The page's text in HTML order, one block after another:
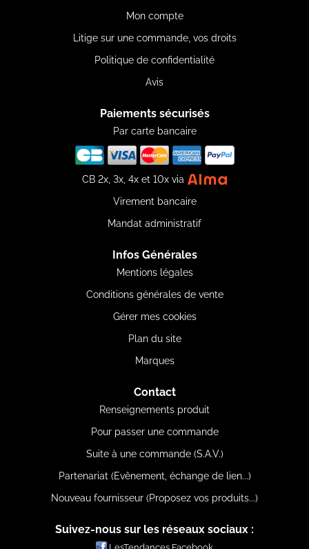
Mon compte
Litige sur une commande, vos droits
Politique de confidentialité
Avis
Paiements sécurisés
Par carte bancaire
CB 2x, 3x, 4x et 10x via
Virement bancaire
Mandat administratif
Infos Générales
Mentions légales
Conditions générales de vente
Gérer mes cookies
Plan du site
Marques
Contact
Renseignements produit
Pour passer une commande
Suite à une commande (S.A.V.)
Partenariat (Evênement, échange de lien...)
Nouveau fournisseur (Proposez vos produits...)
Suivez-nous sur les réseaux sociaux :
LesTendances Facebook